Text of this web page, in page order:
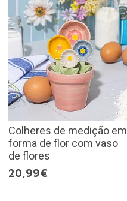
Colheres de medição em
forma de flor com vaso
de flores
20,99€